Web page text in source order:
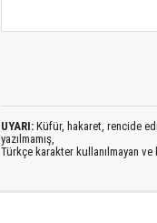
UYARI: Küfür, hakaret, rencide
yazılmamış,
Türkçe karakter kullanılmayan ve